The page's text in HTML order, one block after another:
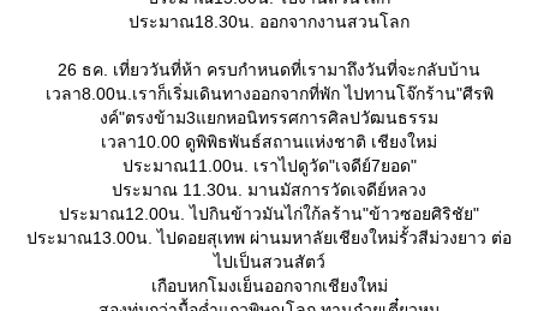
ประมาณ18.30น. ออกจากงานสวนโลก
26 ธค. เที่ยววันที่ห้า ครบกำหนดที่เรามาถึงวันที่จะกลับบ้าน
เวลา8.00น.เราก็เริ่มเดินทางออกจากที่พัก ไปทานโจ๊กร้าน"ศีรพิ
งค์"ตรงข้าม3แยกหอนิทรรศการศิลปวัฒนธรรม
เวลา10.00 ดูพิพิธพันธ์สถานแห่งชาติ เชียงใหม่
ประมาณ11.00น. เราไปดูวัด"เจดีย์7ยอด"
ประมาณ 11.30น. มานมัสการวัดเจดีย์หลวง
ประมาณ12.00น. ไปกินข้าวมันไก่ใก้ลร้าน"ข้าวซอยศิริชัย"
ประมาณ13.00น. ไปดอยสุเทพ ผ่านมหาลัยเชียงใหม่รั้วสีม่วงยาว ต่อ
ไปเป็นสวนสัตว์
เกือบหกโมงเย็นออกจากเชียงใหม่